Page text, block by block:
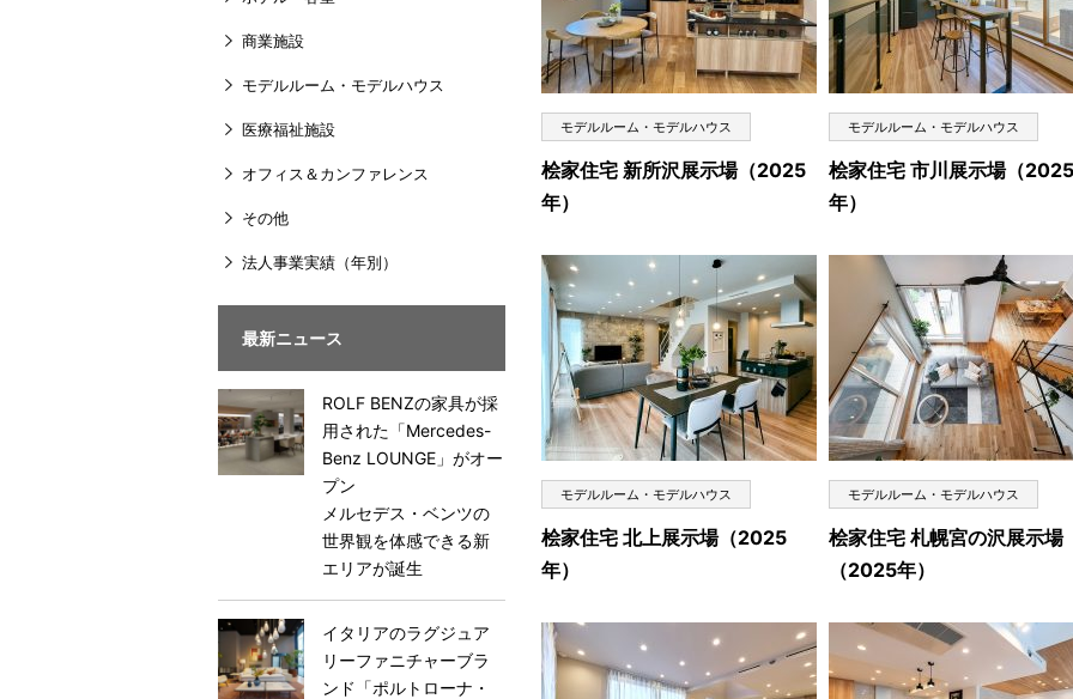
モデルルーム・モデルハウス
桧家住宅 新所沢展示場（2025
年）
モデルルーム・モデルハウス
桧家住宅 市川展示場（2025
年）
モデルルーム・モデルハウス
桧家住宅 北上展示場（2025
年）
モデルルーム・モデルハウス
桧家住宅 札幌宮の沢展示場
（2025年）
商業施設
モデルルーム・モデルハウス
医療福祉施設
オフィス＆カンファレンス
その他
法人事業実績（年別）
最新ニュース
ROLF BENZの家具が採
用された「Mercedes-
Benz LOUNGE」がオー
プン
メルセデス・ベンツの
世界観を体感できる新
エリアが誕生
イタリアのラグジュア
リーファニチャーブラ
ンド「ポルトローナ・